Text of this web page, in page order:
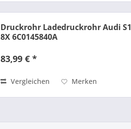
Druckrohr Ladedruckrohr Audi S1
8X 6C0145840A
83,99 € *
Vergleichen Merken